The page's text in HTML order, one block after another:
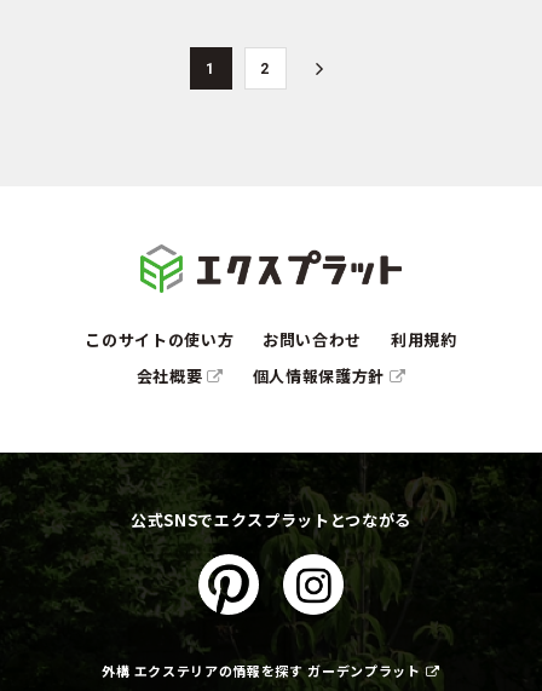
1 2
このサイトの使い方 お問い合わせ
利用規約
会社概要
個人情報保護方針
公式SNSでエクスプラットとつながる
外構 エクステリアの情報を探す ガーデンプラット